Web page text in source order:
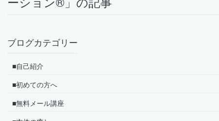
ブログカテゴリー
■自己紹介
■初めての方へ
■無料メール講座